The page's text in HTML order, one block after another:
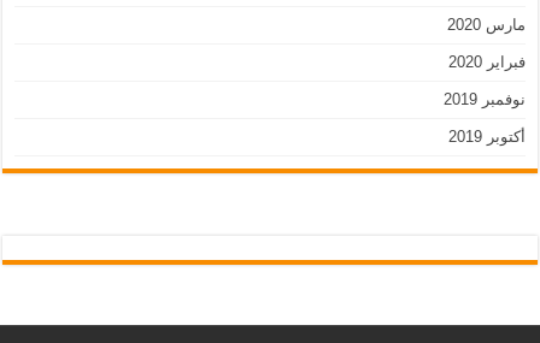
مارس 2020
فبراير 2020
نوفمبر 2019
أكتوبر 2019